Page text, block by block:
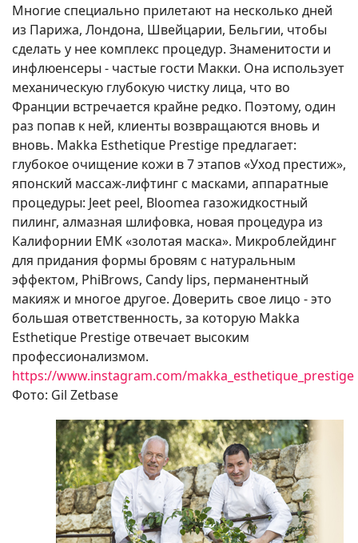
Многие специально прилетают на несколько дней
из Парижа, Лондона, Швейцарии, Бельгии, чтобы
сделать у нее комплекс процедур. Знаменитости и
инфлюенсеры - частые гости Макки. Она использует
механическую глубокую чистку лица, что во
Франции встречается крайне редко. Поэтому, один
раз попав к ней, клиенты возвращаются вновь и
вновь. Makka Esthetique Prestige предлагает:
глубокое очищение кожи в 7 этапов «Уход престиж»,
японский массаж-лифтинг с масками, аппаратные
процедуры: Jeet peel, Bloomea газожидкостный
пилинг, алмазная шлифовка, новая процедура из
Калифорнии ЕМК «золотая маска». Микроблейдинг
для придания формы бровям с натуральным
эффектом, PhiBrows, Candy lips, перманентный
макияж и многое другое. Доверить свое лицо - это
большая ответственность, за которую Makka
Esthetique Prestige отвечает высоким
профессионализмом.
https://www.instagram.com/makka_esthetique_prestige
Фото: Gil Zetbase